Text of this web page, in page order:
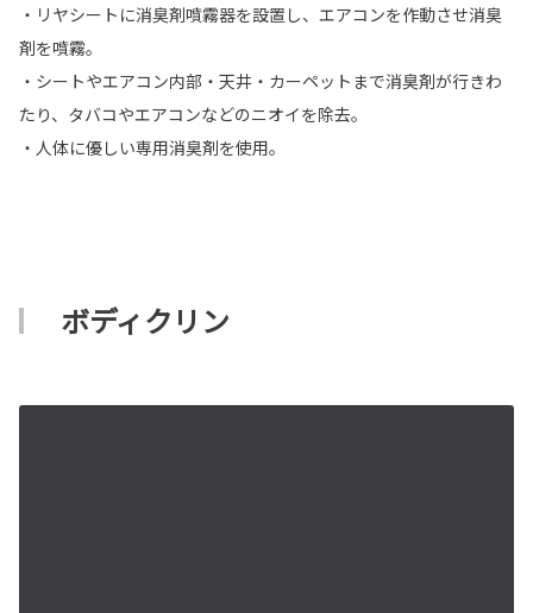
・リヤシートに消臭剤噴霧器を設置し、エアコンを作動させ消臭
剤を噴霧。
・シートやエアコン内部・天井・カーペットまで消臭剤が行きわ
たり、タバコやエアコンなどのニオイを除去。
・人体に優しい専用消臭剤を使用。
ボディクリン